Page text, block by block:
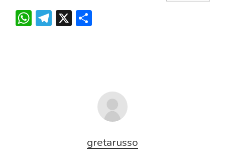
WhatsApp
Telegram
X Condividi
gretarusso